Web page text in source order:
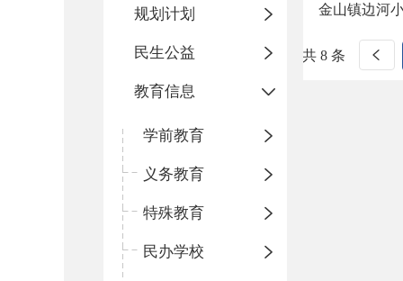
规划计划
民生公益
教育信息
学前教育
义务教育
特殊教育
民办学校
金山镇边河
共 8 条